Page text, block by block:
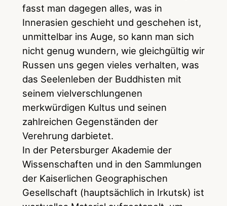
fasst man dagegen alles, was in
Innerasien geschieht und geschehen ist,
unmittelbar ins Auge, so kann man sich
nicht genug wundern, wie gleichgültig wir
Russen uns gegen vieles verhalten, was
das Seelenleben der Buddhisten mit
seinem vielverschlungenen
merkwürdigen Kultus und seinen
zahlreichen Gegenständen der
Verehrung darbietet.
In der Petersburger Akademie der
Wissenschaften und in den Sammlungen
der Kaiserlichen Geographischen
Gesellschaft (hauptsächlich in Irkutsk) ist